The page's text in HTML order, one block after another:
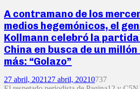
A contramano de los
medios hegemónicos, el
Kollmann celebró la
China en busca de un
más: “Golazo”
27 abril, 2021 27 abril, 20210737